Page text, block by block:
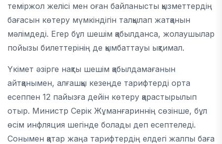
теміржол желісі мен оған байланысты қызметтердің
бағасын көтеру мүмкіндігін талқылап жатқанын
мәлімдеді. Егер бұл шешім қабылданса, жолаушылар
пойызы билеттерінің де қымбаттауы ықтимал.
Үкімет әзірге нақты шешім қабылдамағанын
айтқанымен, алғашқы кезеңде тарифтерді орта
есеппен 12 пайызға дейін көтеру қарастырылып
отыр. Министр Серік Жұманғариннің сөзінше, бұл
өсім инфляция шегінде болады деп есептеледі.
Сонымен қатар жаңа тарифтердің елдегі жалпы баға